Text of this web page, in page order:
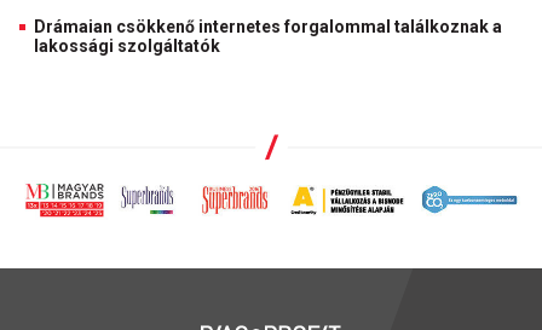
Drámaian csökkenő internetes forgalommal találkoznak a
lakossági szolgáltatók